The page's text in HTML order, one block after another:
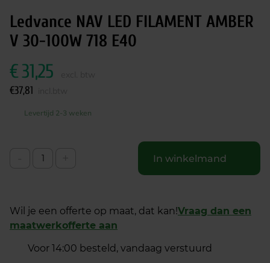
Ledvance NAV LED FILAMENT AMBER
V 30-100W 718 E40
€31,25
€37,81
Levertijd 2-3 weken
In winkelmand
Wil je een offerte op maat, dat kan!Vraag dan een
maatwerkofferte aan
Voor 14:00 besteld, vandaag verstuurd